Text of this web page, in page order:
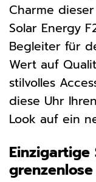
Charme
Solar Energy
Begleiter für
Wert auf
stilvolles
diese Uhr
Look auf ein